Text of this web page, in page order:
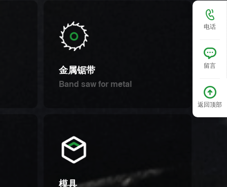
金属锯带
Band saw for metal
模具
电话
留言
返回顶部